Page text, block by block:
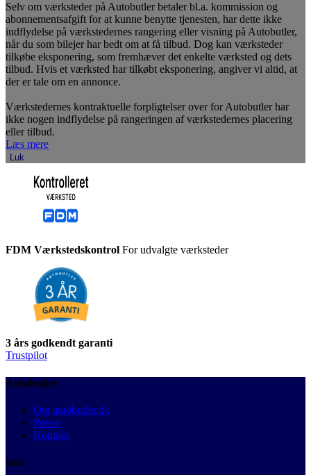
Selv om værksteder på Autobutler betaler bl.a. kommission og
abonnementsafgift for at kunne benytte tjenesten, har dette ikke
indflydelse på værkstedernes rangering eller visning på Autobutler,
når du som bilejer har bedt om at få tilbud. Dog kan værksteder
tilkøbe eksponering, som fremhæver det enkelte værksted og dets
tilbud. Hvis et værksted har tilkøbt eksponering, angiver vi altid, at
der er tale om en annonce.
Værkstedernes kontraktuelle forpligtelser over for Autobutler har
ikke nogen indflydelse på rangeringen af værkstedernes placering
eller tilbud.
Læs mere
Luk
FDM Værkstedskontrol For udvalgte værksteder
3 års godkendt garanti
Trustpilot
Autobutler
Om autobutler.dk
Presse
Kontakt
Info